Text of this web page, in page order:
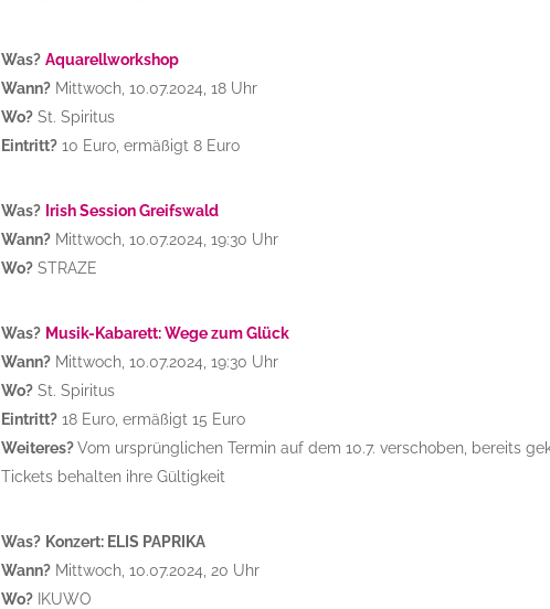
Was? Aquarellworkshop
Wann?Mittwoch, 10.07.2024, 18 Uhr
Wo?St. Spiritus
Eintritt?10 Euro, ermäßigt 8 Euro
Was? Irish Session Greifswald
Wann?Mittwoch, 10.07.2024, 19:30 Uhr
Wo?STRAZE
Was? Musik-Kabarett: Wege zum Glück
Wann?Mittwoch, 10.07.2024, 19:30 Uhr
Wo?St. Spiritus
Eintritt?18 Euro, ermäßigt 15 Euro
Weiteres?Vom ursprünglichen Termin auf dem 10.7. verschoben, bereits
Tickets behalten ihre Gültigkeit
Was? Konzert: ELIS PAPRIKA
Wann?Mittwoch, 10.07.2024, 20 Uhr
Wo?IKUWO